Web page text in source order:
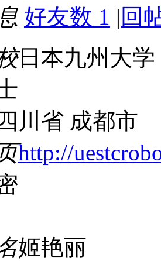
好友数 1 | 回
日本九州大学
川省 成都市
http://
姬艳丽